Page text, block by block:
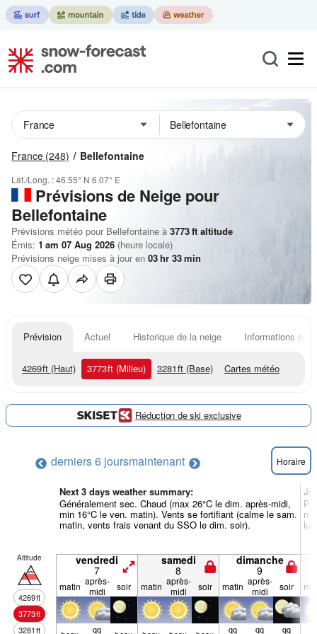
France (248) Bellefontaine
Lat./Long. :46.55° N 6.07° E
Prévisions de Neige pour
Bellefontaine
Prévisions météo pour Bellefontaine à 3773ft altitude
Émis: 1 am 07 Aug 2026 (heure locale)
Prévisions neige mises à jour en 03hr 33min
Prévision Actuel Historique de la neige Informations du
4269ft (Haut) 3773ft (Milieu) 3281ft (Base) Cartes météo
Réduction de ski exclusive
derniers 6 joursmaintenant Horaire
Next 3 days weather summary:
Généralement sec. Chaud (max 26°C le dim. après-midi,
min 16°C le ven. matin). Vents se fortifiant (calme le sam.
matin, vents frais venant du SSO le dim. soir).
Altitude
4269ft
3773ft
3281ft
vendredi
7
samedi
8
dimanche
9
matin après-
midi
soir matin après-
midi
soir matin après-
midi
soir
qq qq qq qq